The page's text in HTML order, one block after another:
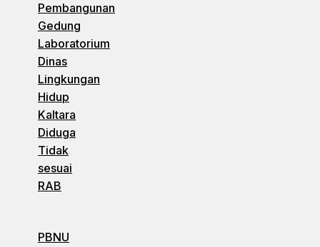
Pembangunan
Gedung
Laboratorium
Dinas
Lingkungan
Hidup
Kaltara
Diduga
Tidak
sesuai
RAB
PBNU